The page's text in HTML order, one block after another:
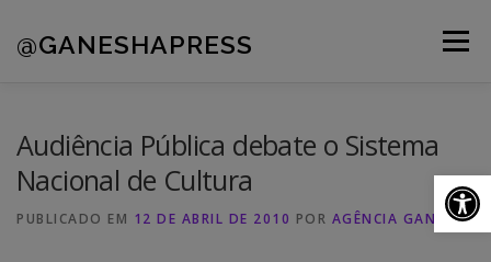
@GANESHAPRESS Menu
Audiência Pública debate o Sistema
Nacional de Cultura
PUBLICADO EM 12 DE ABRIL DE 2010 POR AGÊNCIA GANESHA